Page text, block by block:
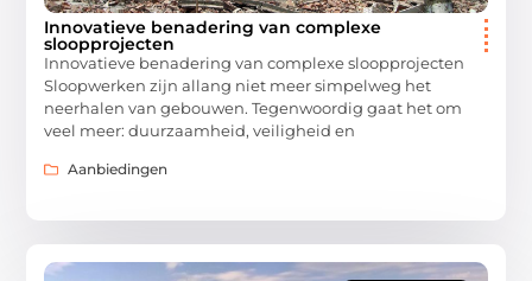
Innovatieve benadering van complexe
sloopprojecten
Innovatieve benadering van complexe sloopprojecten
Sloopwerken zijn allang niet meer simpelweg het
neerhalen van gebouwen. Tegenwoordig gaat het om
veel meer: duurzaamheid, veiligheid en
Aanbiedingen